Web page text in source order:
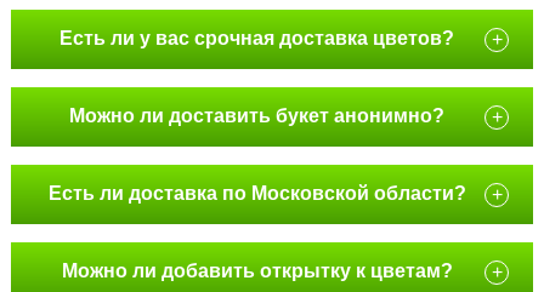
Есть ли у вас срочная доставка цветов? +
Можно ли доставить букет анонимно? +
Есть ли доставка по Московской области? +
Можно ли добавить открытку к цветам? +